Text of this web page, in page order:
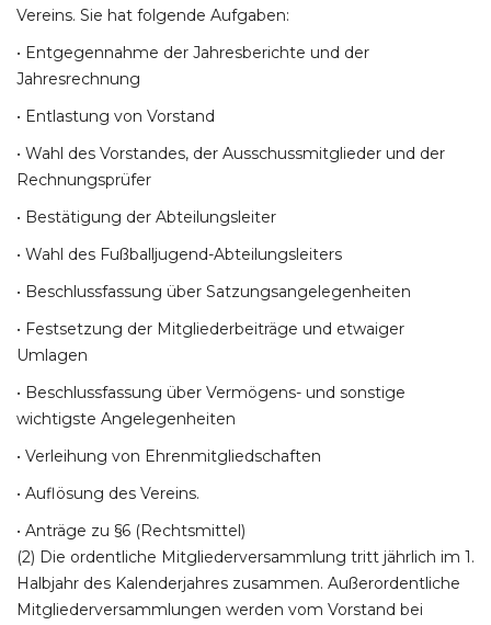
Vereins. Sie hat folgende Aufgaben:
• Entgegennahme der Jahresberichte und der
Jahresrechnung
• Entlastung von Vorstand
• Wahl des Vorstandes, der Ausschussmitglieder und der
Rechnungsprüfer
• Bestätigung der Abteilungsleiter
• Wahl des Fußballjugend-Abteilungsleiters
• Beschlussfassung über Satzungsangelegenheiten
• Festsetzung der Mitgliederbeiträge und etwaiger
Umlagen
• Beschlussfassung über Vermögens- und sonstige
wichtigste Angelegenheiten
• Verleihung von Ehrenmitgliedschaften
• Auflösung des Vereins.
• Anträge zu §6 (Rechtsmittel)
(2) Die ordentliche Mitgliederversammlung tritt jährlich im 1.
Halbjahr des Kalenderjahres zusammen. Außerordentliche
Mitgliederversammlungen werden vom Vorstand bei